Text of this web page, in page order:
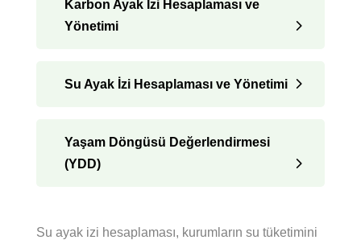
Karbon Ayak İzi Hesaplaması ve
Yönetimi
Su Ayak İzi Hesaplaması ve Yönetimi
Yaşam Döngüsü Değerlendirmesi
(YDD)
Su ayak izi hesaplaması, kurumların su tüketimini